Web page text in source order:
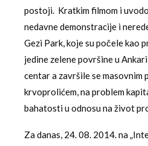
postoji. Kratkim filmom i
nedavne demonstracije i
Gezi Park, koje su počele kao
jedine zelene površine u
centar a završile se
krvoprolićem, na problem
bahatosti u odnosu na život
Za danas, 24. 08. 2014. na